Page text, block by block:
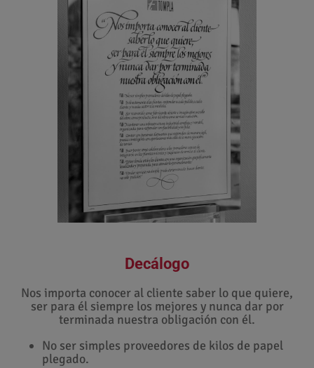
Decálogo
Nos importa conocer al cliente saber lo que quiere,
ser para él siempre los mejores y nunca dar por
terminada nuestra obligación con él.
No ser simples proveedores de kilos de papel
plegado.